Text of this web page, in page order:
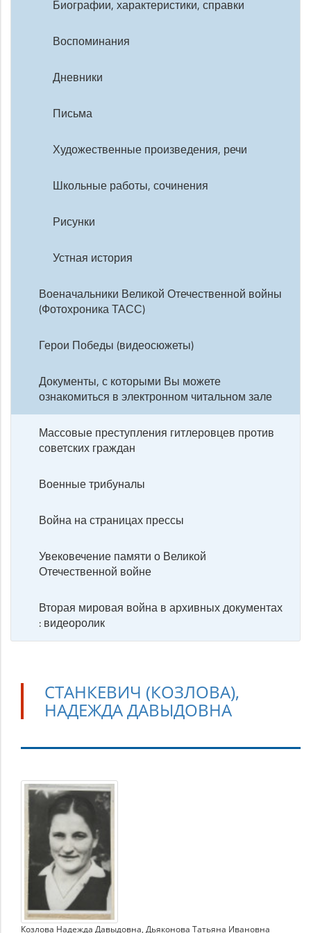
Биографии, характеристики, справки
Воспоминания
Дневники
Письма
Художественные произведения, речи
Школьные работы, сочинения
Рисунки
Устная история
Военачальники Великой Отечественной войны
(Фотохроника ТАСС)
Герои Победы (видеосюжеты)
Документы, с которыми Вы можете
ознакомиться в электронном читальном зале
Массовые преступления гитлеровцев против
советских граждан
Военные трибуналы
Война на страницах прессы
Увековечение памяти о Великой
Отечественной войне
Вторая мировая война в архивных документах
: видеоролик
СТАНКЕВИЧ (КОЗЛОВА),
НАДЕЖДА ДАВЫДОВНА
Станкевич
(Козлова),
Надежда
Давыдовна
Козлова Надежда Давыдовна, Дьяконова Татьяна Ивановна